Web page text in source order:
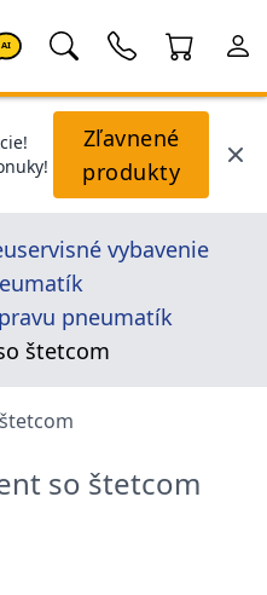
AI
Zľavnené
produkty
vybavenie
pneumatík
štetcom
so štetcom